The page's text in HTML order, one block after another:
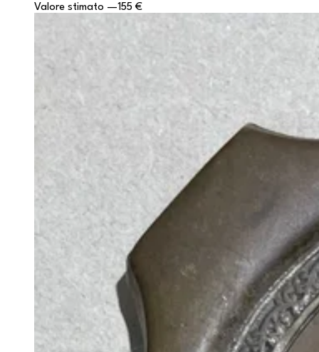
Valore stimato —155 €